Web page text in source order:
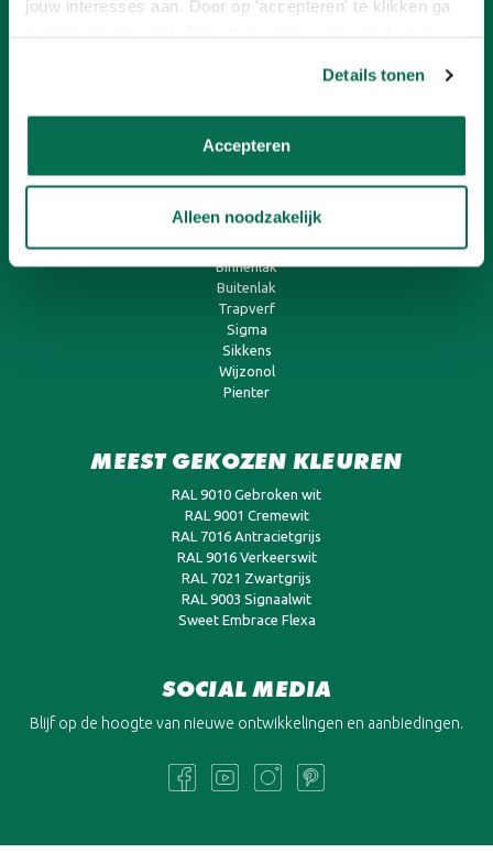
jouw interesses aan. Door op 'accepteren' te klikken ga
Details tonen
Accepteren
Alleen noodzakelijk
Veelgestelde vragen
Verzending en bezorging
SNEL AAN DE SLAG
Muurverf
Binnenlak
Buitenlak
Trapverf
Sigma
Sikkens
Wijzonol
Pienter
MEEST GEKOZEN KLEUREN
RAL 9010 Gebroken wit
RAL 9001 Cremewit
RAL 7016 Antracietgrijs
RAL 9016 Verkeerswit
RAL 7021 Zwartgrijs
RAL 9003 Signaalwit
Sweet Embrace Flexa
SOCIAL MEDIA
Blijf op de hoogte van nieuwe ontwikkelingen en aanbiedingen.